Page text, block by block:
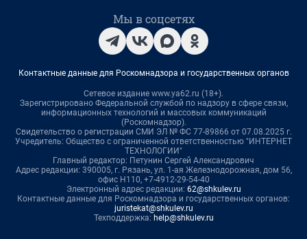
Мы в соцсетях
Контактные данные для Роскомнадзора и государственных органов
Сетевое издание www.ya62.ru (18+).
Зарегистрировано Федеральной службой по надзору в сфере связи,
информационных технологий и массовых коммуникаций
(Роскомнадзор).
Свидетельство о регистрации СМИ ЭЛ № ФС 77-89866 от 07.08.2025 г.
Учредитель: Общество с ограниченной ответственностью "ИНТЕРНЕТ
ТЕХНОЛОГИИ"
Главный редактор: Петунин Сергей Александрович
Адрес редакции: 390005, г. Рязань, ул. 1-ая Железнодорожная, дом 56,
офис Н110, +7-4912-29-54-40
Электронный адрес редакции: 62@shkulev.ru
Контактные данные для Роскомнадзора и государственных органов:
juristekat@shkulev.ru
Техподдержка: help@shkulev.ru